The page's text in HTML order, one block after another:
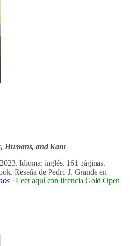
Humans, and Kant
Idioma: inglés. 161 páginas.
Reseña de Pedro J. Grande en
· Leer aquí con licencia Gold Open